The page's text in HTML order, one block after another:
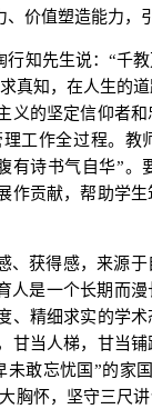
价值塑造能力，
知先生说：“千
真知，在人生的
义的坚定信仰者
工作全过程。教
有诗书气自华”。
作贡献，帮助学
、获得感，来源
人是一个长期而
、精细求实的学
甘当人梯，甘当
敢忘忧国”的家
胸怀，坚守三尺